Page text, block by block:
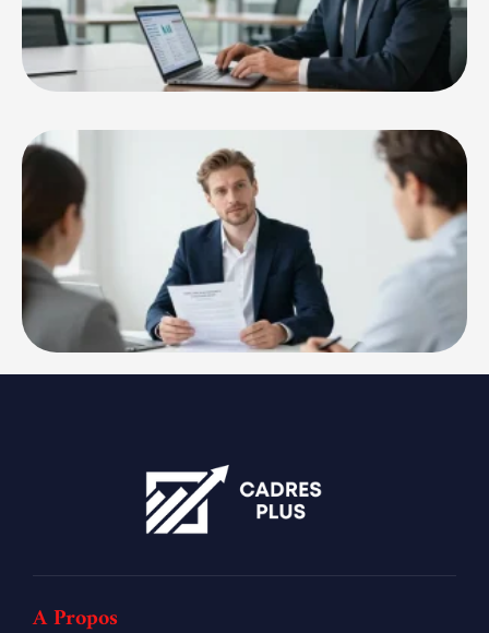
A Propos